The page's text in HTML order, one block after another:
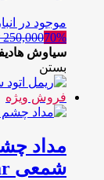
موجود در انبار
70%
250,000
سیاوش
بستن
فروش ویژه
مداد
شمعی flormar